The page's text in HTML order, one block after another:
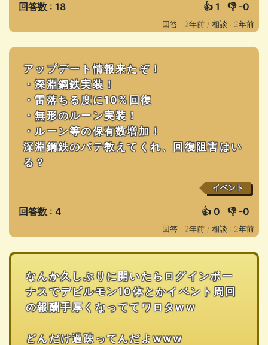
回答数 : 18 👍 1 👎 -0
回答 : 2年前 / 相談 : 2年前
アップデート情報来たぞ！
・深淵鋼鉄実装！
・雷落ちる度に10%回復
・無形のルーン実装！
・ルーン等の保有数増加！
深淵鋼鉄のパテ教えてくれ、回復阻害はい
る？
イベント
回答数 : 4 👍 0 👎 -0
回答 : 2年前 / 相談 : 2年前
なんか久しぶりに開いたらログインボー
ナスでデビルモン10体とかイベント周回
の報酬手厚くなっててワロタww
どんだけ過疎ってんだよwww